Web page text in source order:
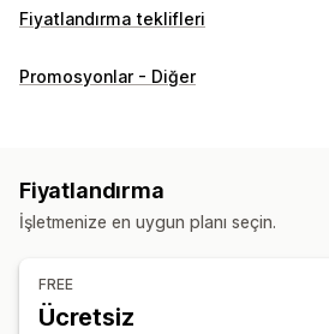
Fiyatlandırma teklifleri
Fiyatlandırma kuralları
Özelleştirme
Özel gösterim
Çoklu dil
Otomatik e-posta yanıtları
Promosyonlar - Diğer
Fiyatlandırma
İşletmenize en uygun planı seçin.
FREE
Ücretsiz